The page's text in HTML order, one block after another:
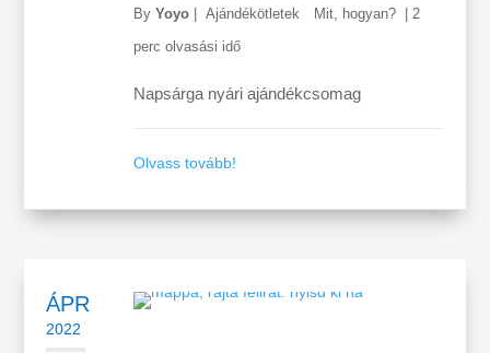
ByYoyo | Ajándékötletek Mit, hogyan? | 2
perc olvasási idő
Napsárga nyári ajándékcsomag
Olvass tovább!
ÁPR
2022